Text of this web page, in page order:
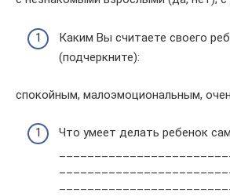
Каким Вы считаете своего
(подчеркните):
спокойным, малоэмоциональным,
Что умеет делать ребенок